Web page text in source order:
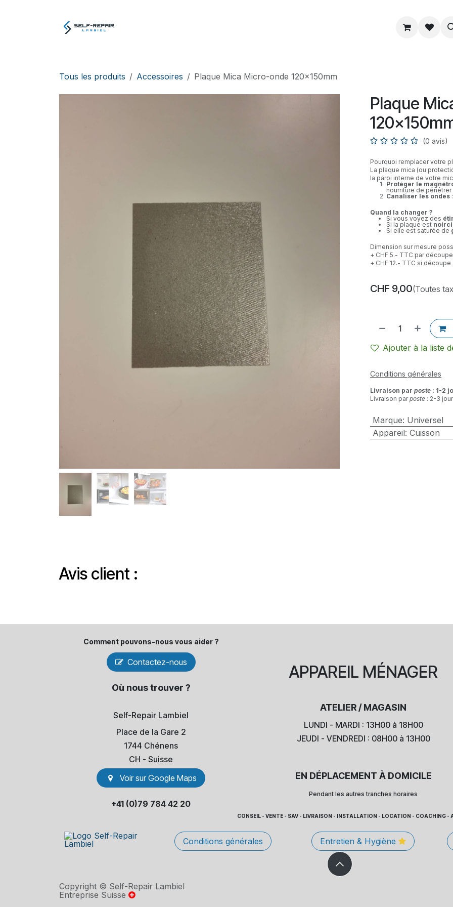
À propos
Tous les produits Accessoires Plaque Mica Micro-onde 120x150mm
Plaque
(0 avis)
Pourquoi remplacer votre
La plaque mica (ou
la paroi interne de votre
Protéger le
nourriture de
Canaliser les ondes
Quand la changer ?
Si vous voyez des
Si la plaque est
Si elle est saturée de
Dimension sur mesure
+ CHF 5.- TTC par
+ CHF 12.- TTC si
CHF 9,00(Toutes
Ajouter à la liste
Conditions générales
Livraison par poste : 1-2
Livraison parposte : 2-3
Marque: Universel
Appareil: Cuisson
Avis client :
Comment pouvons-​nous vous aider ?
Contactez-nous
Où nous trouver ?
Self-Repair Lambiel
Place de la Gare 2
1744 Chénens
​CH - Suisse
Voir sur Go​​ogle Maps
+41 (0)79 784 42 20
APPAREIL MÉNAGER
ATELIER / MAGASIN
LUNDI - MARDI : 13H00 à 18H00
JEUDI - VENDREDI : 08H00 à 13H00
EN DÉPLACEMENT À DOMICILE
Pendant les autres tranches horaires
CONSEIL - VENTE - SAV - LIVRAISON - INSTALLATION - LOCATION - COACHING -
Entretien & Hygiène
Conditions générales
Copyright © Self-Repair Lambiel
Entreprise Suisse